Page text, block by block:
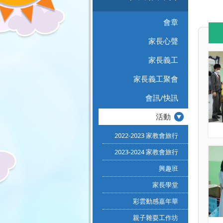
會章
家長心聲
家長義工
家長義工聚會
會訊/快訊
活動
2022-2023 家教會旅行
2023-2024 家教會旅行
興趣班
家長學堂
彩雲動感嘉年華
親子雜耍工作坊